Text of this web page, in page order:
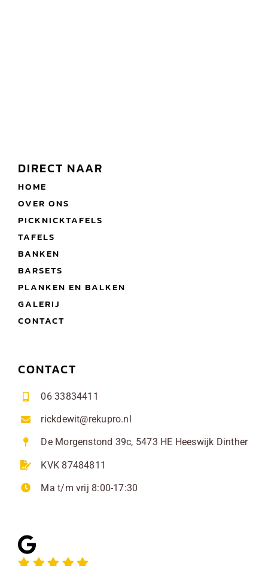
DIRECT NAAR
HOME
OVER ONS
PICKNICKTAFELS
TAFELS
BANKEN
BARSETS
PLANKEN EN BALKEN
GALERIJ
CONTACT
CONTACT
06 33834411
rickdewit@rekupro.nl
De Morgenstond 39c, 5473 HE Heeswijk Dinther
KVK 87484811
Ma t/m vrij 8:00-17:30